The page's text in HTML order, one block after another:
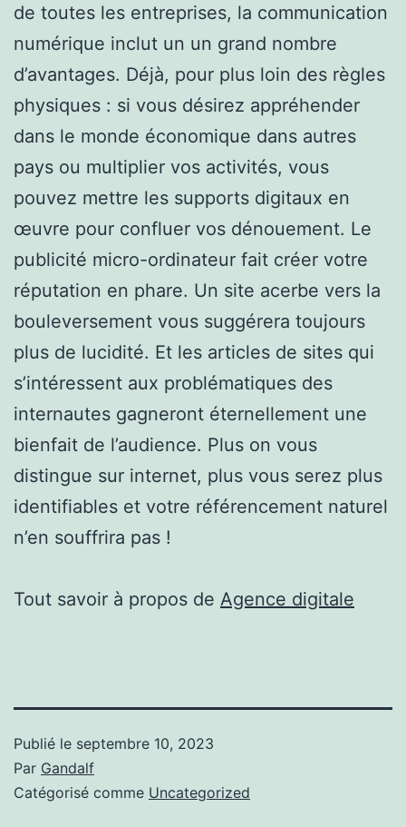
de toutes les entreprises, la communication
numérique inclut un un grand nombre
d’avantages. Déjà, pour plus loin des règles
physiques : si vous désirez appréhender
dans le monde économique dans autres
pays ou multiplier vos activités, vous
pouvez mettre les supports digitaux en
œuvre pour confluer vos dénouement. Le
publicité micro-ordinateur fait créer votre
réputation en phare. Un site acerbe vers la
bouleversement vous suggérera toujours
plus de lucidité. Et les articles de sites qui
s’intéressent aux problématiques des
internautes gagneront éternellement une
bienfait de l’audience. Plus on vous
distingue sur internet, plus vous serez plus
identifiables et votre référencement naturel
n’en souffrira pas !
Tout savoir à propos de Agence digitale
Publié le septembre 10, 2023
Par Gandalf
Catégorisé comme Uncategorized